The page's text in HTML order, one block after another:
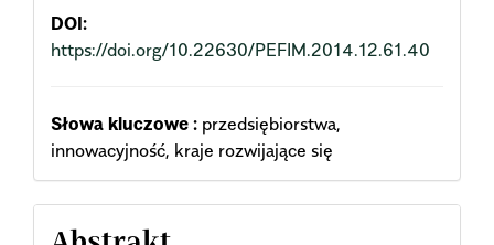
DOI:
https://doi.org/10.22630/PEFIM.2014.12.61.40
Słowa kluczowe : przedsiębiorstwa,
innowacyjność, kraje rozwijające się